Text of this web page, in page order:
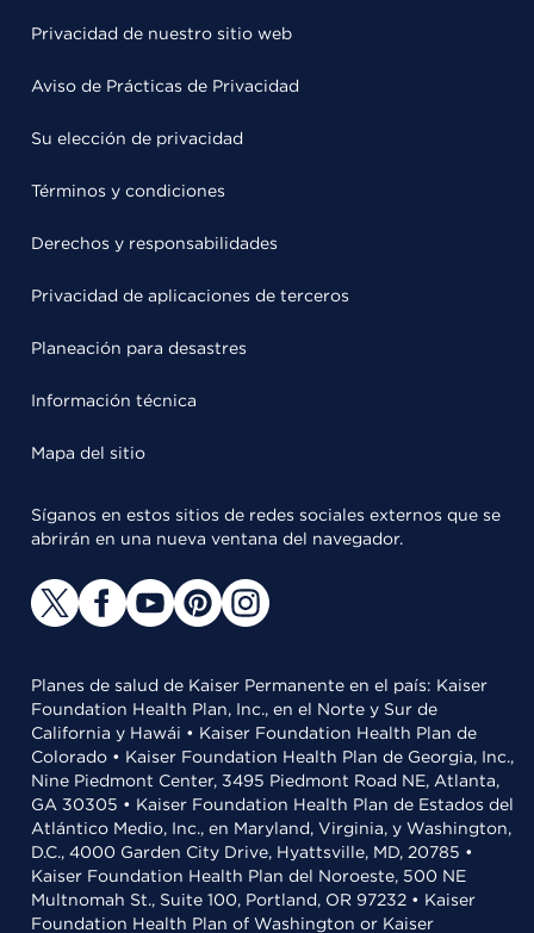
Privacidad de nuestro sitio web
Aviso de Prácticas de Privacidad
Su elección de privacidad
Términos y condiciones
Derechos y responsabilidades
Privacidad de aplicaciones de terceros
Planeación para desastres
Información técnica
Mapa del sitio
Síganos en estos sitios de redes sociales externos que se
abrirán en una nueva ventana del navegador.
Planes de salud de Kaiser Permanente en el país: Kaiser
Foundation Health Plan, Inc., en el Norte y Sur de
California y Hawái • Kaiser Foundation Health Plan de
Colorado • Kaiser Foundation Health Plan de Georgia, Inc.,
Nine Piedmont Center, 3495 Piedmont Road NE, Atlanta,
GA 30305 • Kaiser Foundation Health Plan de Estados del
Atlántico Medio, Inc., en Maryland, Virginia, y Washington,
D.C., 4000 Garden City Drive, Hyattsville, MD, 20785 •
Kaiser Foundation Health Plan del Noroeste, 500 NE
Multnomah St., Suite 100, Portland, OR 97232 • Kaiser
Foundation Health Plan of Washington or Kaiser